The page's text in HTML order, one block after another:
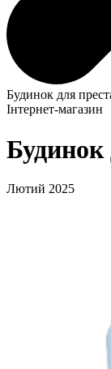
Будинок для
Інтернет-магазин
Будинок
Лютий 2025